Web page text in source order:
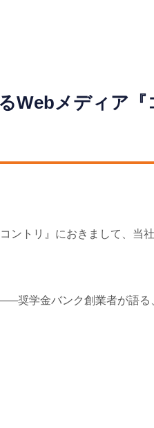
Webメディア
ントリ』におきまして、当
奨学金バンク創業者が語る